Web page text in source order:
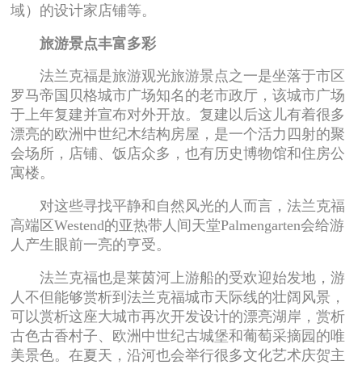
域）的设计家店铺等。
旅游景点丰富多彩
法兰克福是旅游观光旅游景点之一是坐落于市区
罗马帝国贝格城市广场知名的老市政厅，该城市广场
于上年复建并宣布对外开放。复建以后这儿有着很多
漂亮的欧洲中世纪木结构房屋，是一个活力四射的聚
会场所，店铺、饭店众多，也有历史博物馆和住房公
寓楼。
对这些寻找平静和自然风光的人而言，法兰克福
高端区Westend的亚热带人间天堂Palmengarten会给游
人产生眼前一亮的亨受。
法兰克福也是莱茵河上游船的受欢迎始发地，游
人不但能够赏析到法兰克福城市天际线的壮阔风景，
可以赏析这座大城市再次开发设计的漂亮湖岸，赏析
古色古香村子、欧洲中世纪古城堡和葡萄采摘园的唯
美景色。在夏天，沿河也会举行很多文化艺术庆贺主